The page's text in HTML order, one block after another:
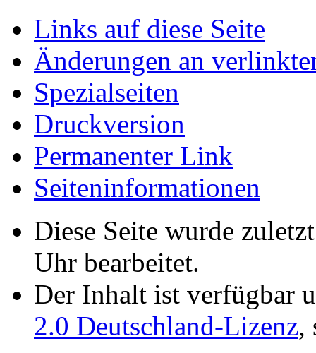
Links auf diese Seite
Änderungen an
Spezialseiten
Druckversion
Permanenter Link
Seiten­­informationen
Diese Seite wurde
Uhr bearbeitet.
Der Inhalt ist verfügbar
2.0 Deutschland-Lizenz,